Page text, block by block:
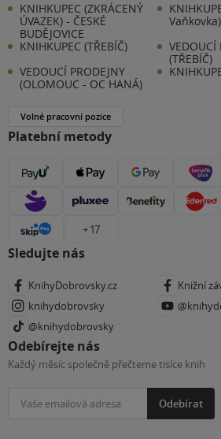
KNIHKUPEC (ZKRÁCENÝ
ÚVAZEK) - ČESKÉ
BUDĚJOVICE
Vaňkovka)
KNIHKUPEC (TŘEBÍČ)
VEDOUCÍ
(TŘEBÍČ)
VEDOUCÍ PRODEJNY
(OLOMOUC - OC HANÁ)
Volné pracovní pozice
Platební metody
+ 17
Sledujte nás
KnihyDobrovsky.cz
Knižní
knihydobrovsky
@knihydobrovsky
Odebírejte nás
Každý měsíc společně přečteme tisíce knih
Odebírat